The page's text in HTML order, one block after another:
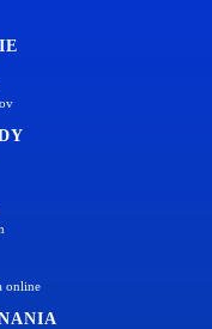
online